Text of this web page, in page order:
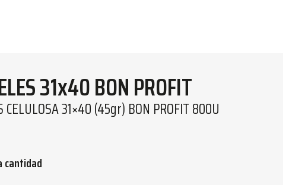
31x40 BON PROFIT
CELULOSA 31×40 (45gr) BON PROFIT 800U
cantidad